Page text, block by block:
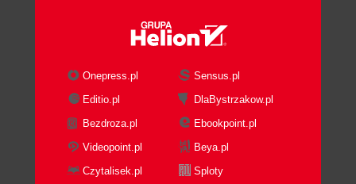
Onepress.pl
Sensus.pl
Editio.pl
DlaBystrzakow.pl
Bezdroza.pl
Ebookpoint.pl
Videopoint.pl
Beya.pl
Czytalisek.pl
Sploty